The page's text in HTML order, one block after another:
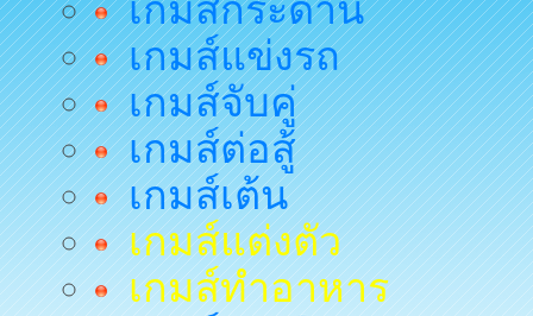
เกมส์กระดาน
เกมส์แข่งรถ
เกมส์จับคู่
เกมส์ต่อสู้
เกมส์เต้น
เกมส์แต่งตัว
เกมส์ทำอาหาร